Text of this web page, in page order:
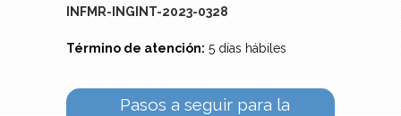
INFMR-INGINT-2023-0328
Término de atención: 5 días hábiles
Pasos a seguir para la